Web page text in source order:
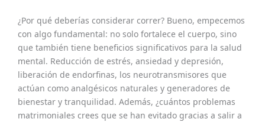
¿Por qué deberías considerar correr? Bueno, empecemos
con algo fundamental: no solo fortalece el cuerpo, sino
que también tiene beneficios significativos para la salud
mental. Reducción de estrés, ansiedad y depresión,
liberación de endorfinas, los neurotransmisores que
actúan como analgésicos naturales y generadores de
bienestar y tranquilidad. Además, ¿cuántos problemas
matrimoniales crees que se han evitado gracias a salir a